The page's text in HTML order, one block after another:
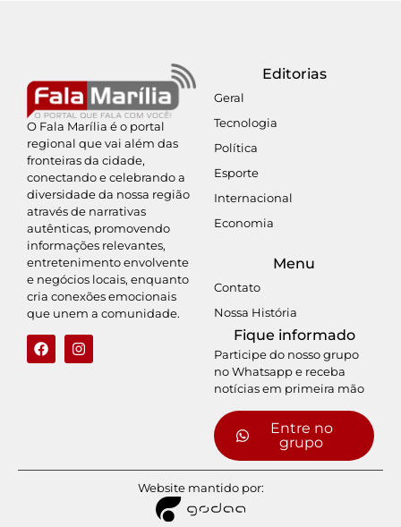
O Fala Marília é o portal
regional que vai além das
fronteiras da cidade,
conectando e celebrando a
diversidade da nossa região
através de narrativas
autênticas, promovendo
informações relevantes,
entretenimento envolvente
e negócios locais, enquanto
cria conexões emocionais
que unem a comunidade.
Editorias
Geral
Tecnologia
Política
Esporte
Internacional
Economia
Menu
Contato
Nossa História
Fique informado
Participe do nosso grupo
no Whatsapp e receba
notícias em primeira mão
Entre no
grupo
Website mantido por: